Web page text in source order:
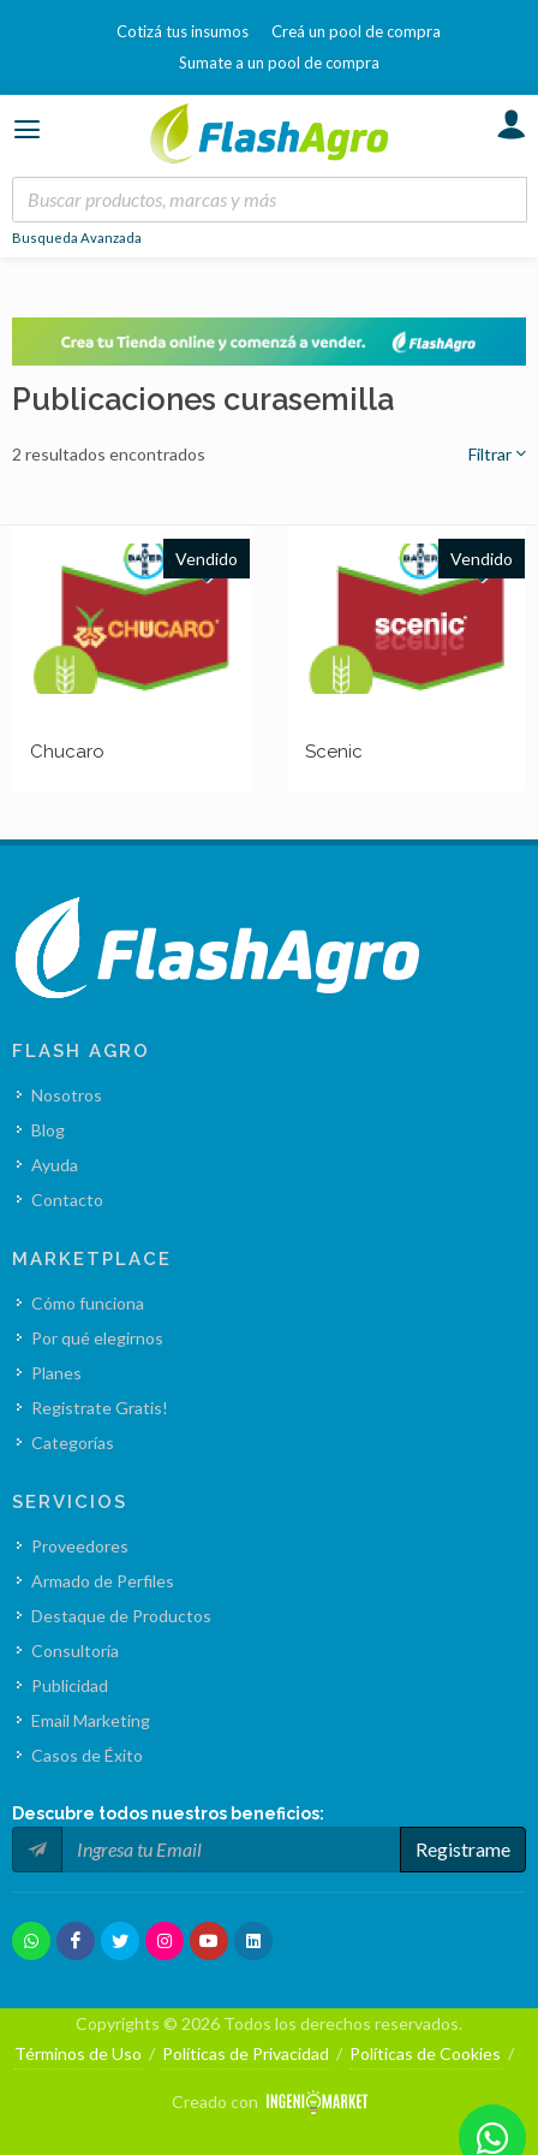
Cotizá tus insumos
Creá un pool de compra
Sumate a un pool de compra
Busqueda Avanzada
Vendido
Chucaro
Vendido
Scenic
Publicaciones curasemilla
2 resultados encontrados Filtrar
FLASH AGRO
Nosotros
Blog
Ayuda
Contacto
MARKETPLACE
Cómo funciona
Por qué elegirnos
Planes
Registrate Gratis!
Categorías
SERVICIOS
Proveedores
Armado de Perfiles
Destaque de Productos
Consultoría
Publicidad
Email Marketing
Casos de Éxito
Descubre todos nuestros beneficios:
Registrame
Copyrights © 2026 Todos los derechos reservados.
Términos de Uso / Políticas de Privacidad / Políticas de Cookies /
Creado con